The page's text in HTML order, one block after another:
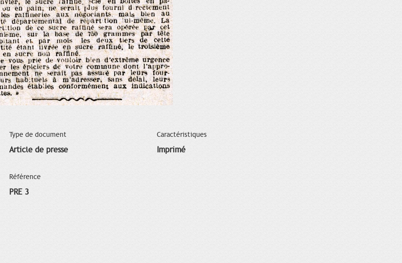
Type de document
Article de presse
Caractéristiques
Imprimé
Référence
PRE 3